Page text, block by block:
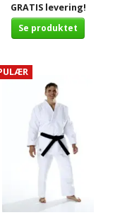
GRATIS levering!
Se produktet